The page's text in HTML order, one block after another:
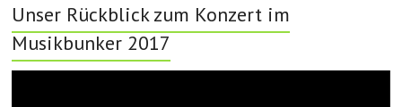
Unser Rückblick zum Konzert im
Musikbunker 2017